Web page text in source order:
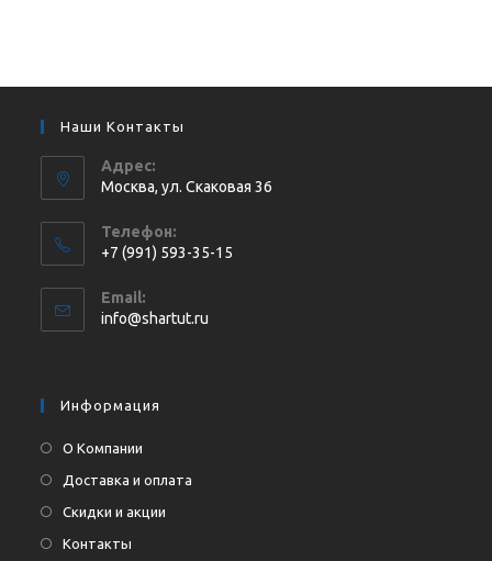
Наши Контакты
Адрес:
Москва, ул. Cкаковая 36
Телефон:
+7 (991) 593-35-15
в
вашем
Email:
info@shartut.ru
Информация
О Компании
Доставка и оплата
Скидки и акции
Контакты